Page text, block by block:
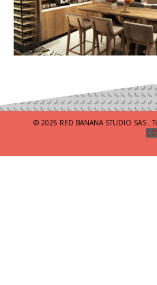
© 2025 RED BANANA STUDIO SAS .